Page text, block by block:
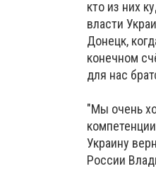
кто из них
власти
Донецк,
конечном
для нас
"Мы очень
Украину
России